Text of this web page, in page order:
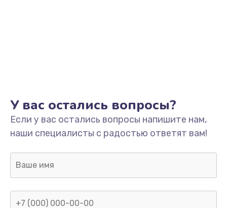
Заказать
Ремонт электромагнитного клапана
2500 руб.
У вас остались вопросы?
Если у вас остались вопросы напишите нам,
наши специалисты с радостью ответят вам!